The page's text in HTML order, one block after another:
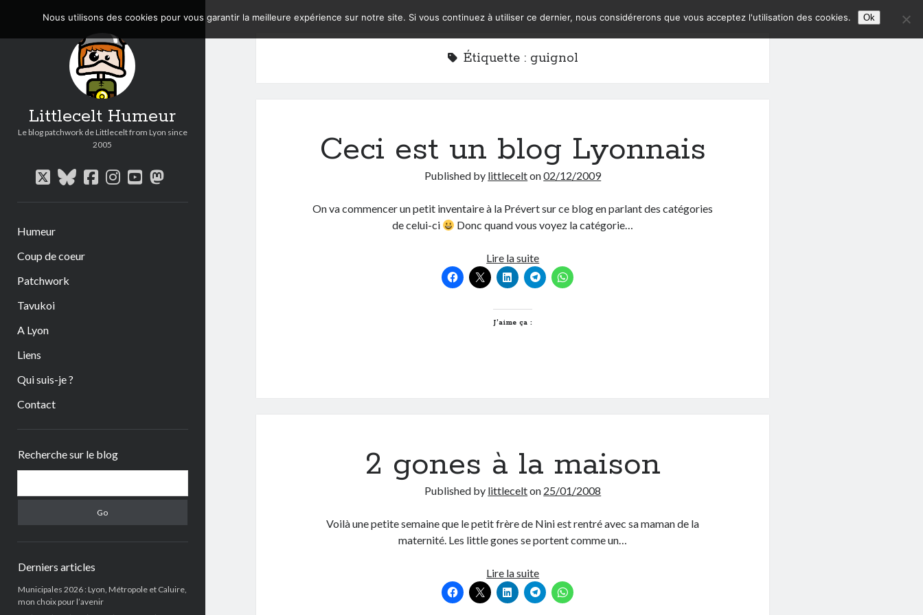
Littlecelt Humeur
Le blog patchwork de Littlecelt from Lyon since
2005
twitterbluesky
facebook
instagram
youtube
mastodon
Humeur
Coup de coeur
Patchwork
Tavukoi
A Lyon
Liens
Qui suis-je ?
Contact
Recherche sur le blog
Derniers articles
Municipales 2026 : Lyon, Métropole et Caluire,
mon choix pour l’avenir
Étiquette : guignol
Ceci est un blog Lyonnais
Published by littlecelton02/12/2009
On va commencer un petit inventaire à la Prévert sur ce blog en parlant des catégories
de celui-ci
Donc quand vous voyez la catégorie…
Lire la suiteCeci
est
un
J’aime ça :
2 gones à la maison
Published by littlecelton 25/01/2008
Voilà une petite semaine que le petit frère de Nini est rentré avec sa maman de la
maternité. Les little gones se portent comme un…
Lire la suite2
gones
à
Nous utilisons des cookies pour vous garantir la meilleure expérience sur notre site. Si vous continuez à utiliser ce dernier, nous considérerons que vous acceptez l'utilisation des cookies. Ok